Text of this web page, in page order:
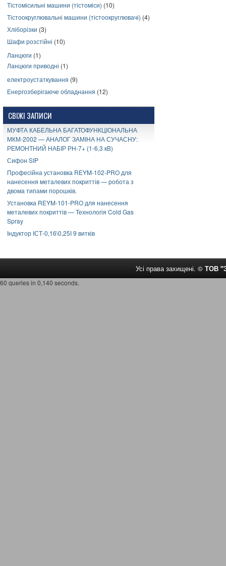
Тістомісильні машини (тістоміси) (10)
Тістоокруглювальні машини (тістоокруглювачі) (4)
Хліборізки (3)
Шафи розстійні (10)
Ланцюги (1)
Ланцюги приводні (1)
електроустаткування (9)
Енергозберігаюче обладнання (12)
СВІЖІ ЗАПИСИ
МУФТА КАБЕЛЬНА БАГАТОФУНКЦІОНАЛЬНА
МКМ-2002 — АНАЛОГ ЗАМІНА НА СУЧАСНУ:
РЕМОНТНИЙ НАБІР РН-7+ (1-6,3 кВ)
Сифон SIP
Професійна установка REYM-102-PRO для
нанесення металевих покриттів — робота з
двома типами порошків.
Установка REYM-101-PRO для нанесення
металевих покриттів — Технологія Cold Gas
Spray
Індуктор ІСТ-0,16\0,25І 9 витків
Усі права захищені. © ТОВ
60 queries in 0,140 seconds.